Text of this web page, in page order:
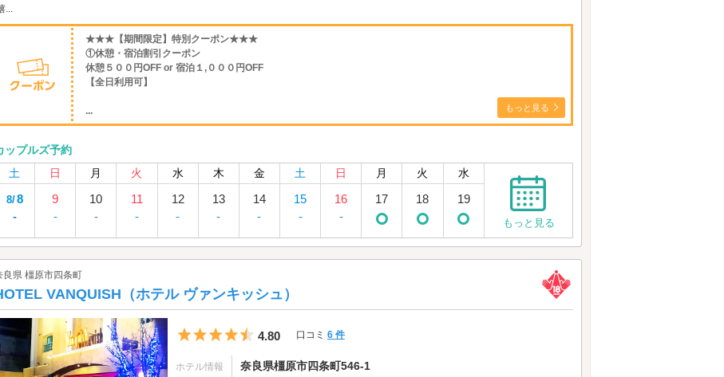
...
★★★【期間限定】特別クーポン★★★
①休憩・宿泊割引クーポン
休憩５００円OFF or 宿泊１,０００円OFF
【全日利用可】
... もっと見る
ップルズ予約
土
日 月 火 水 木 金 土 日 月 火 水
8/8
-
9
-
10
-
11
-
12
-
13
-
14
-
15
-
16
-
17 18 19
もっと見る
良県 橿原市四条町
VANQUISH（ホテル ヴァンキッシュ）
5つ星のうち4.5
4.80 口コミ 6 件
ホテル情報
奈良県橿原市四条町546-1